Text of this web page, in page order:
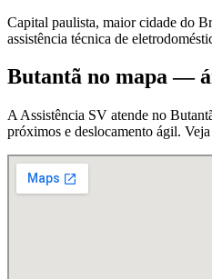
Capital paulista, maior cidade do
assistência técnica de
Butantã no mapa —
A Assistência SV atende no
próximos e deslocamento ágil.